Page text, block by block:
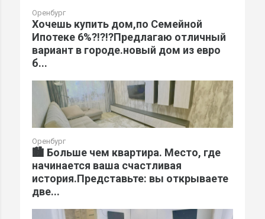
Оренбург
Хочешь купить дом,по Семейной
Ипотеке 6%?!?!?Предлагаю отличный
вариант в городе.новый дом из евро
б...
Оренбург
🏙️ Больше чем квартира. Место, где
начинается ваша счастливая
история.Представьте: вы открываете
две...